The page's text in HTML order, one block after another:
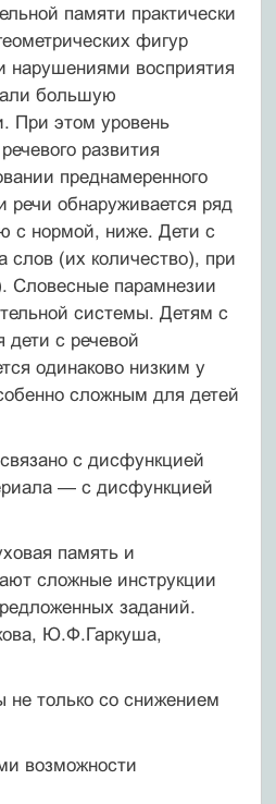
памяти практически
фигур
нарушениями восприятия
большую
При этом уровень
развития
преднамеренного
обнаруживается ряд
с нормой, ниже. Дети с
слов (их количество), при
Словесные парамнезии
системы. Детям с
с речевой
одинаково низким у
сложным для детей
с дисфункцией
— с дисфункцией
память и
сложные инструкции
заданий.
Ю.Ф.Гаркуша,
не только со снижением
возможности